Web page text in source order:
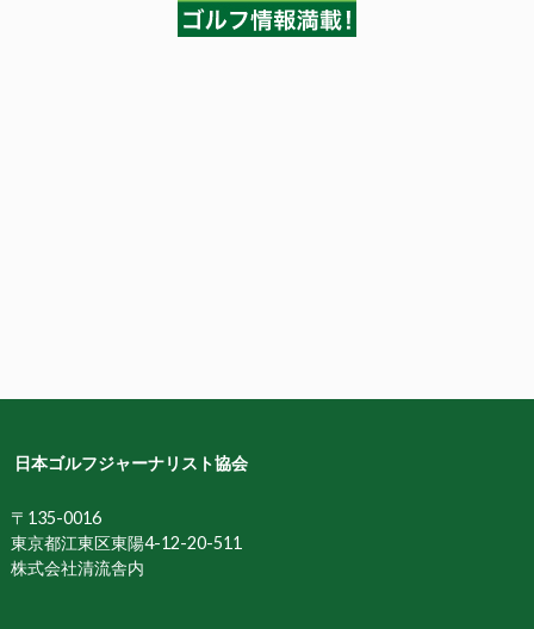
日本ゴルフジャーナリスト協会
〒135-0016
東京都江東区東陽4-12-20-511
株式会社清流舎内